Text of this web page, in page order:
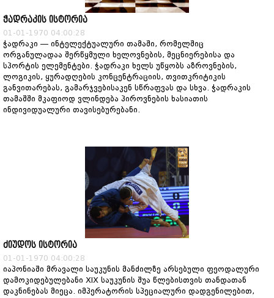
ჭადრაკის ისტორია
01-01-1970 04:00:28
ჭადრაკი — ინტელექტუალური თამაში, რომელშიც
ორგანულადაა შერწყმული ხელოვნების, მეცნიერებისა და
სპორტის ელემენტები. ჭადრაკი ხელს უწყობს აზროვნების,
ლოგიკის, ყურადღების კონცენტრაციის, თვითკრიტიკის
განვითარებას, გამარჯვებისაკენ სწრაფვას და სხვა. ჭადრაკის
თამაშში მკაფიოდ ვლინდება პიროვნების ხასიათის
ინდივიდუალური თავისებურებანი.
ძიუდოს ისტორია
01-01-1970 04:00:28
იაპონიაში მრავალი საუკუნის მანძილზე არსებული ფეოდალური
დამოკიდებულებანი XIX საუკუნის შუა წლებისთვის თანდათან
დაკნინებას მიეცა. იმპერატორის სპეციალური დადგენილებით,